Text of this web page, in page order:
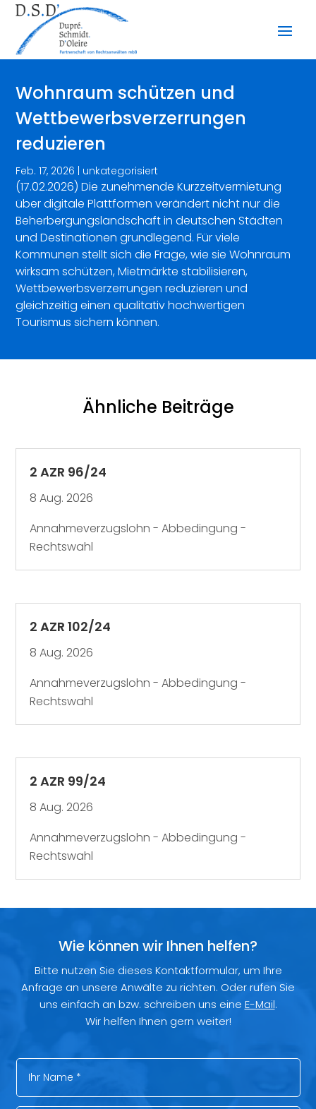
Wohnraum schützen und
Wettbewerbsverzerrungen
reduzieren
Feb. 17, 2026 | unkategorisiert
(17.02.2026) Die zunehmende Kurzzeitvermietung
über digitale Plattformen verändert nicht nur die
Beherbergungslandschaft in deutschen Städten
und Destinationen grundlegend. Für viele
Kommunen stellt sich die Frage, wie sie Wohnraum
wirksam schützen, Mietmärkte stabilisieren,
Wettbewerbsverzerrungen reduzieren und
gleichzeitig einen qualitativ hochwertigen
Tourismus sichern können.
Ähnliche Beiträge
2 AZR 96/24
8 Aug. 2026
Annahmeverzugslohn - Abbedingung -
Rechtswahl
2 AZR 102/24
8 Aug. 2026
Annahmeverzugslohn - Abbedingung -
Rechtswahl
2 AZR 99/24
8 Aug. 2026
Annahmeverzugslohn - Abbedingung -
Rechtswahl
Wie können wir Ihnen helfen?
Bitte nutzen Sie dieses Kontaktformular, um Ihre
Anfrage an unsere Anwälte zu richten. Oder rufen Sie
uns einfach an bzw. schreiben uns eine E-Mail.
Wir helfen Ihnen gern weiter!